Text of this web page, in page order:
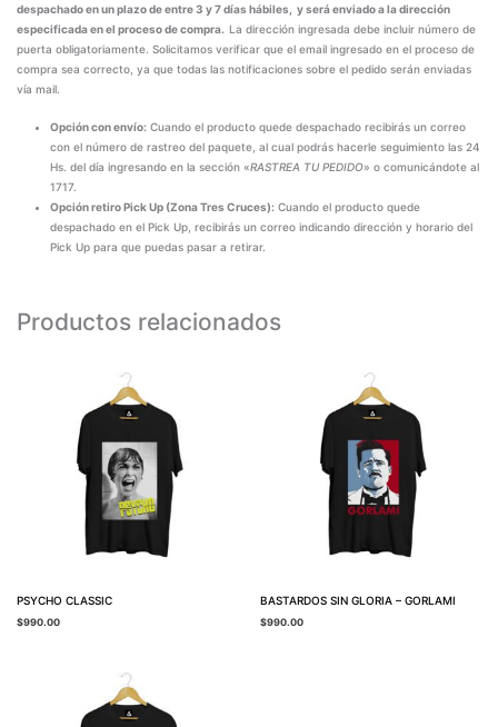
despachado en un plazo de entre 3 y 7 días hábiles, y será enviado a la dirección
especificada en el proceso de compra. La dirección ingresada debe incluir número de
puerta obligatoriamente. Solicitamos verificar que el email ingresado en el proceso de
compra sea correcto, ya que todas las notificaciones sobre el pedido serán enviadas
vía mail.
Opción con envío: Cuando el producto quede despachado recibirás un correo
con el número de rastreo del paquete, al cual podrás hacerle seguimiento las 24
Hs. del día ingresando en la sección «RASTREA TU PEDIDO» o comunicándote al
1717.
Opción retiro Pick Up (Zona Tres Cruces): Cuando el producto quede
despachado en el Pick Up, recibirás un correo indicando dirección y horario del
Pick Up para que puedas pasar a retirar.
Productos relacionados
PSYCHO CLASSIC
$990.00
BASTARDOS SIN GLORIA – GORLAMI
$990.00